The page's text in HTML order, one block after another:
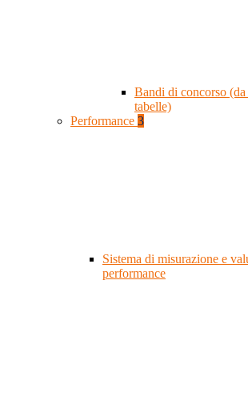
Bandi di concorso
tabelle)
Performance 3
Sistema di misurazione e
performance